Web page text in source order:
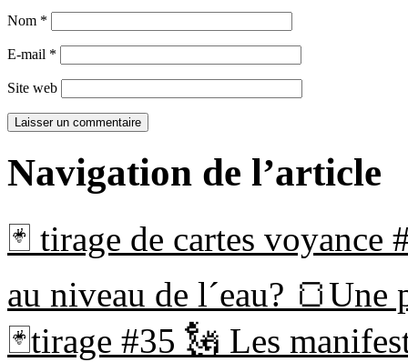
Nom *
E-mail *
Site web
Navigation de l’article
🃏 tirage de cartes
au niveau de l´eau? 🍞Une
🃏tirage #35 🗽 Les